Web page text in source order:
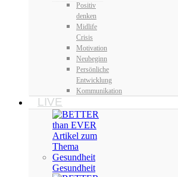
Positiv
denken
Midlife
Crisis
Motivation
Neubeginn
Persönliche
Entwicklung
Kommunikation
LIVE
Gesundheit